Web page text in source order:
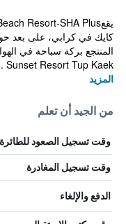
المنتجع بركة سباحة في
Sunset Resort Tup Kaek ...
المزيد
من الجيد أن تعلم
وقت تسجيل الصعود للطائرة
وقت تسجيل المغادرة
الدفع والإلغاء